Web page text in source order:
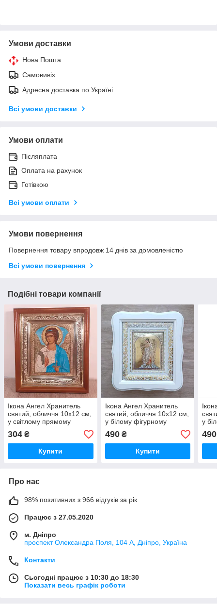
Умови доставки
Нова Пошта
Самовивіз
Адресна доставка по Україні
Всі умови доставки
Умови оплати
Післяплата
Оплата на рахунок
Готівкою
Всі умови оплати
Умови повернення
Повернення товару впродовж 14 днів за домовленістю
Всі умови повернення
Подібні товари компанії
Ікона Ангел Хранитель
святий, обличчя 10х12 см,
у світлому прямому
дерев'яному кіоті, 07407
304 ₴
Купити
Ікона Ангел Хранитель
святий, обличчя 10х12 см,
у білому фігурному
дерев'яному кіоті, 12147
490₴
Купити
у
490
Про нас
98% позитивних з 966 відгуків за рік
Працює з 27.05.2020
м. Дніпро
проспект Олександра Поля, 104 А, Дніпро, Україна
Контакти
Сьогодні працює з 10:30 до 18:30
Показати весь графік роботи